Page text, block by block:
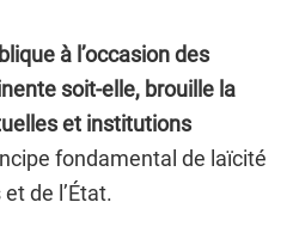
à l’occasion des
soit-elle, brouille la
et institutions
fondamental de laïcité
de l’État.